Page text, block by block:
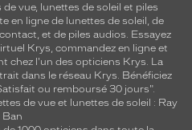
de vue, lunettes de soleil et piles
en ligne de lunettes de soleil, de
, et de piles audios. Essayez
Krys, commandez en ligne et
chez l'un des opticiens Krys. La
dans le réseau Krys. Bénéficiez
ou remboursé 30 jours".
de vue et lunettes de soleil : Ray
Ban